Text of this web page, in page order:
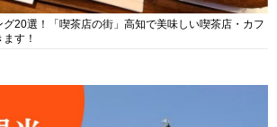
20選！「喫茶店の街」高知で美味しい喫茶店・カフ
す！